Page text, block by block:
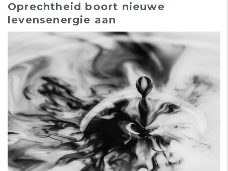
Oprechtheid boort nieuwe
levensenergie aan